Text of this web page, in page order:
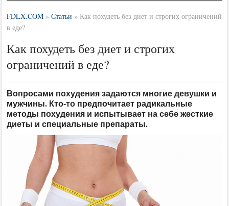
FDLX.COM »Статьи »Как похудеть без диет и строгих ограничений
в еде?
Как похудеть без диет и строгих
ограничений в еде?
Вопросами похудения задаются многие девушки и
мужчины. Кто-то предпочитает радикальные
методы похудения и испытывает на себе жесткие
диеты и специальные препараты.